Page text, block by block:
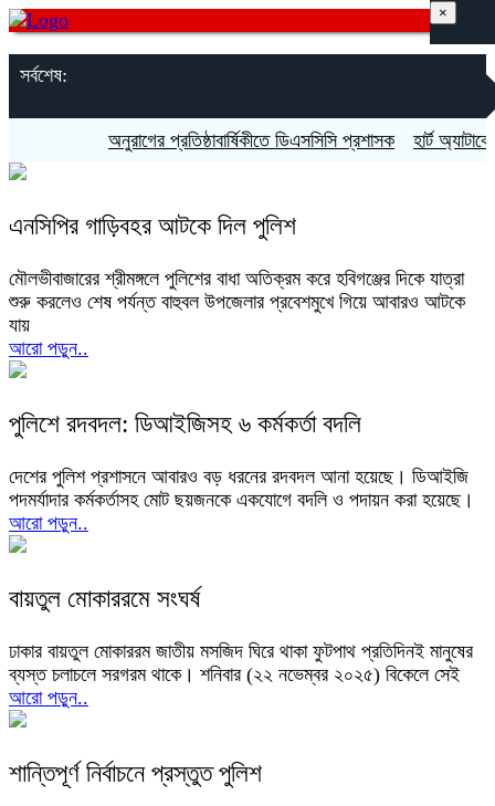
সর্বশেষ:
অনুরাগের প্রতিষ্ঠাবার্ষিকীতে ডিএসসিসি প্রশাসক হার্ট অ্যাটাকে
×
এনসিপির গাড়িবহর আটকে দিল পুলিশ
মৌলভীবাজারের শ্রীমঙ্গলে পুলিশের বাধা অতিক্রম করে হবিগঞ্জের দিকে যাত্রা
শুরু করলেও শেষ পর্যন্ত বাহুবল উপজেলার প্রবেশমুখে গিয়ে আবারও আটকে
যায়
আরো পড়ুন..
পুলিশে রদবদল: ডিআইজিসহ ৬ কর্মকর্তা বদলি
দেশের পুলিশ প্রশাসনে আবারও বড় ধরনের রদবদল আনা হয়েছে। ডিআইজি
পদমর্যাদার কর্মকর্তাসহ মোট ছয়জনকে একযোগে বদলি ও পদায়ন করা হয়েছে।
আরো পড়ুন..
বায়তুল মোকাররমে সংঘর্ষ
ঢাকার বায়তুল মোকাররম জাতীয় মসজিদ ঘিরে থাকা ফুটপাথ প্রতিদিনই মানুষের
ব্যস্ত চলাচলে সরগরম থাকে। শনিবার (২২ নভেম্বর ২০২৫) বিকেলে সেই
আরো পড়ুন..
শান্তিপূর্ণ নির্বাচনে প্রস্তুত পুলিশ